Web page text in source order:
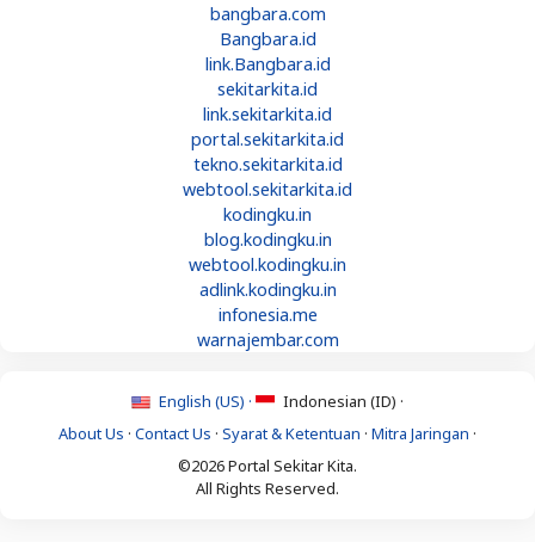
bangbara.com
Bangbara.id
link.Bangbara.id
sekitarkita.id
link.sekitarkita.id
portal.sekitarkita.id
tekno.sekitarkita.id
webtool.sekitarkita.id
kodingku.in
blog.kodingku.in
webtool.kodingku.in
adlink.kodingku.in
infonesia.me
warnajembar.com
English (US) ·
Indonesian (ID) ·
About Us · Contact Us · Syarat & Ketentuan · Mitra Jaringan ·
©2026 Portal Sekitar Kita.
All Rights Reserved.